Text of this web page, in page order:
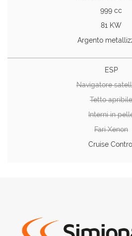
999 cc
81 KW
Argento
ESP
Navigatore
Tetto apribile
Interni in
Fari Xenon
Cruise